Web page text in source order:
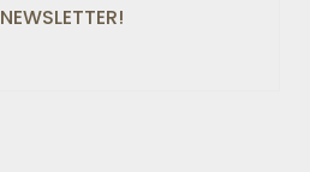
NEWSLETTER!